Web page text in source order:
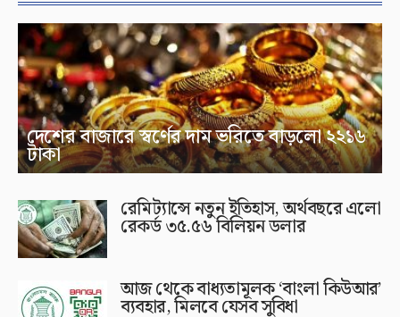
দেশের বাজারে স্বর্ণের দাম ভরিতে বাড়লো ২২১৬
টাকা
রেমিট্যান্সে নতুন ইতিহাস, অর্থবছরে এলো
রেকর্ড ৩৫.৫৬ বিলিয়ন ডলার
আজ থেকে বাধ্যতামূলক ‘বাংলা কিউআর’
ব্যবহার, মিলবে যেসব সুবিধা